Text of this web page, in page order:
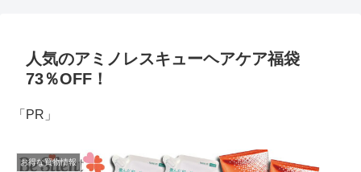
人気のアミノレスキューヘアケア福袋
73％OFF！
「PR」
お得な買物情報